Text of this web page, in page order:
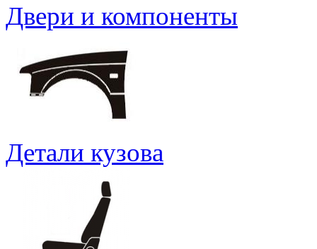
Двери и компоненты
Детали кузова